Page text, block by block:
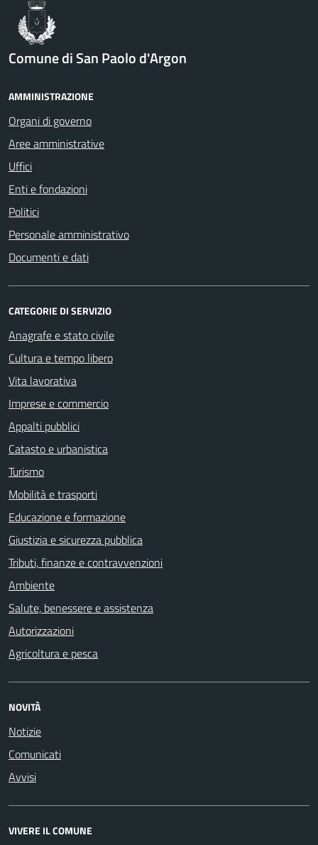
Comune di San Paolo d'Argon
AMMINISTRAZIONE
Organi di governo
Aree amministrative
Uffici
Enti e fondazioni
Politici
Personale amministrativo
Documenti e dati
CATEGORIE DI SERVIZIO
Anagrafe e stato civile
Cultura e tempo libero
Vita lavorativa
Imprese e commercio
Appalti pubblici
Catasto e urbanistica
Turismo
Mobilità e trasporti
Educazione e formazione
Giustizia e sicurezza pubblica
Tributi, finanze e contravvenzioni
Ambiente
Salute, benessere e assistenza
Autorizzazioni
Agricoltura e pesca
NOVITÀ
Notizie
Comunicati
Avvisi
VIVERE IL COMUNE